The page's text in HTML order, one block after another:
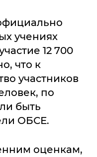
учениях
12 700
что к
участников
по
быть
ОБСЕ.
оценкам,